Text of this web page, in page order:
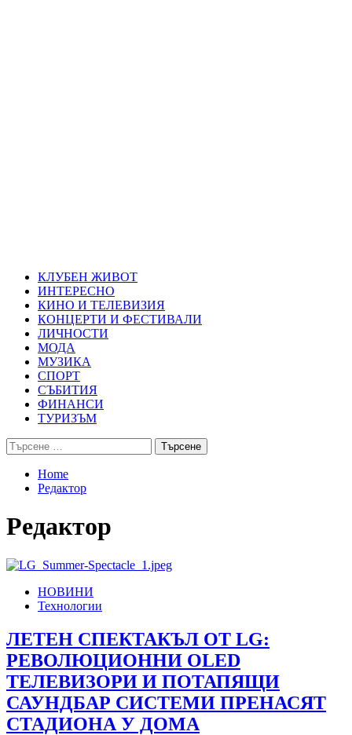
КЛУБЕН ЖИВОТ
ИНТЕРЕСНО
КИНО И ТЕЛЕВИЗИЯ
КОНЦЕРТИ И ФЕСТИВАЛИ
ЛИЧНОСТИ
МОДА
МУЗИКА
СПОРТ
СЪБИТИЯ
ФИНАНСИ
ТУРИЗЪМ
Търсене
за:
Home
Редактор
Редактор
НОВИНИ
Технологии
ЛЕТЕН СПЕКТАКЪЛ ОТ LG:
РЕВОЛЮЦИОННИ OLED
ТЕЛЕВИЗОРИ И ПОТАПЯЩИ
САУНДБАР СИСТЕМИ ПРЕНАСЯТ
СТАДИОНА У ДОМА